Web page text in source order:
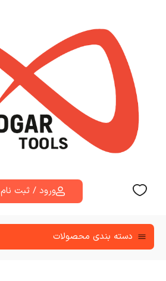
ورود / ثبت نام
دسته‌ بندی محصولات